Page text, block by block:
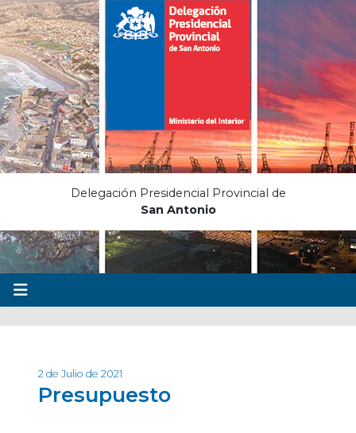
Delegación Presidencial Provincial de
San Antonio
2 de Julio de 2021
Presupuesto